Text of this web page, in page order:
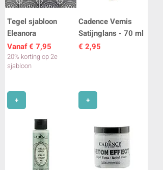
Tegel sjabloon
Eleanora
Vanaf€ 7,95
Verkoopprijs
20% korting op 2e
sjabloon
+
Cadence Vernis
Satijnglans - 70 ml
Prijs
€ 2,95
+